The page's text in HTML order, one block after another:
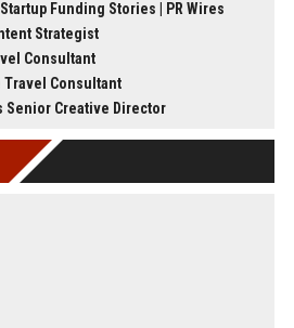
Funding Stories | PR Wires
Strategist
Consultant
Travel Consultant
Senior Creative Director